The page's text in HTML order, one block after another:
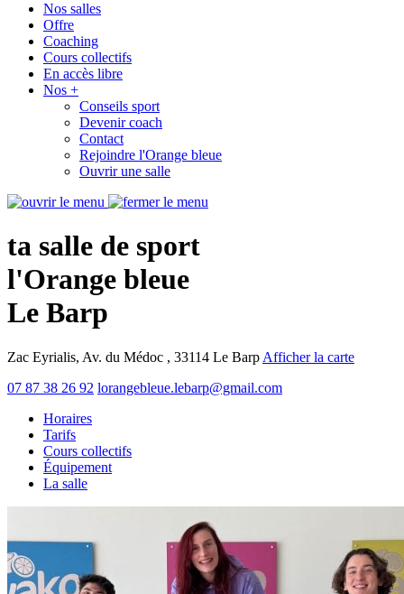
Nos salles
Offre
Coaching
Cours collectifs
En accès libre
Nos +
Conseils sport
Devenir coach
Contact
Rejoindre l'Orange bleue
Ouvrir une salle
ta salle de sport
l'Orange bleue
Le Barp
Zac Eyrialis, Av. du Médoc , 33114 Le Barp Afficher la carte
07 87 38 26 92 lorangebleue.lebarp@gmail.com
Horaires
Tarifs
Cours collectifs
Équipement
La salle